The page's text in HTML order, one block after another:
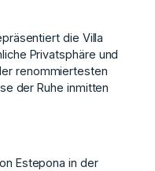
die Villa
Privatsphäre und
renommiertesten
der Ruhe inmitten
Estepona in der